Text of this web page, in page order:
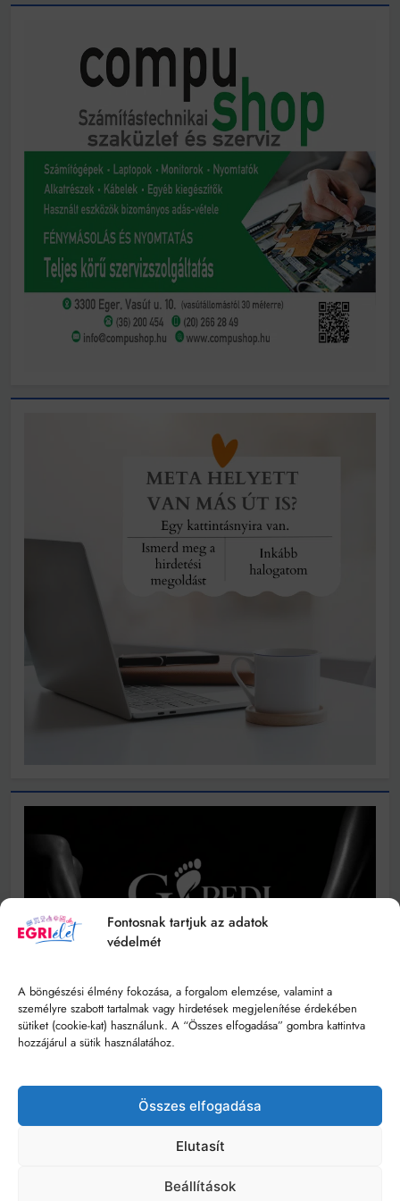
Fontosnak tartjuk az adatok
védelmét
A böngészési élmény fokozása, a forgalom elemzése, valamint a
személyre szabott tartalmak vagy hirdetések megjelenítése érdekében
sütiket (cookie-kat) használunk. A “Összes elfogadása” gombra kattintva
hozzájárul a sütik használatához.
Összes elfogadása
Elutasít
Beállítások